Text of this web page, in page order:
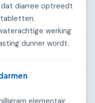
diarree optreedt
werking
dunner wordt.